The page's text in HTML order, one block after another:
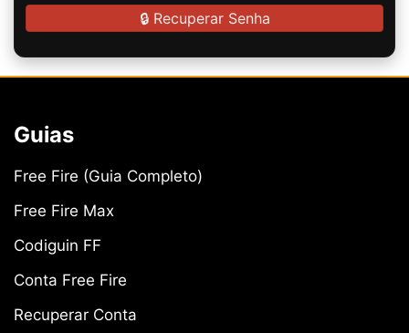
🔒 Recuperar Senha
Guias
Free Fire (Guia Completo)
Free Fire Max
Codiguin FF
Conta Free Fire
Recuperar Conta